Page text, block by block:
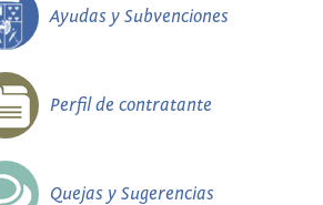
Ayudas y Subvenciones
Perfil de contratante
Quejas y Sugerencias